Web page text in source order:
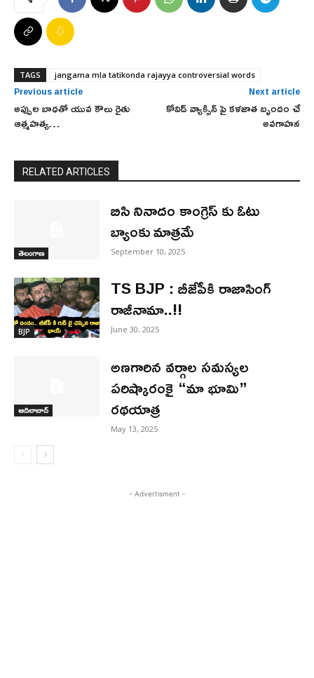
TAGS jangama mla tatikonda rajayya controversial words
Previous article
అప్పుల బాధతో యువ కౌలు రైతు
ఆత్మహత్య…
Next article
కోవిడ్ వ్యాక్సిన్ పై కళజాత బృందం చే
అవగాహన
RELATED ARTICLES
తెలంగాణ
బిసి నినాదం కాంగ్రెస్ కు ఓటు
బ్యాంకు మాత్రమే
September 10, 2025
BJP
TS BJP : బీజేపీకి రాజాసింగ్‌
రాజీనామా..!!
June 30, 2025
ఆదిలాబాద్
అణగారిన వర్గాల సమస్యల
పరిష్కారంకై “మా భూమి”
రథయాత్ర
May 13, 2025
- Advertisment -